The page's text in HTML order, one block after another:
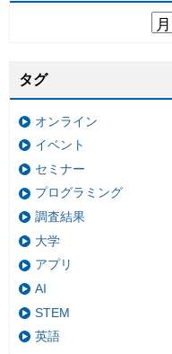
タグ
オンライン
イベント
セミナー
プログラミング
調査結果
大学
アプリ
AI
STEM
英語